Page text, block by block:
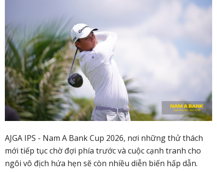
AJGA IPS - Nam A Bank Cup 2026, nơi những thử thách
mới tiếp tục chờ đợi phía trước và cuộc cạnh tranh cho
ngôi vô địch hứa hẹn sẽ còn nhiều diễn biến hấp dẫn.